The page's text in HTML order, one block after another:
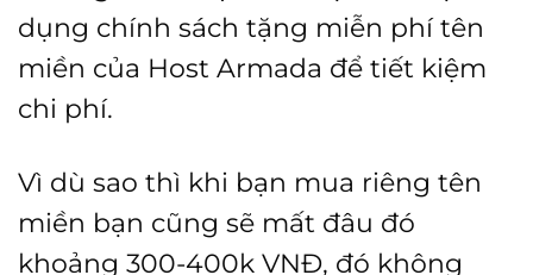
dụng chính sách tặng miễn phí tên
miền của Host Armada để tiết kiệm
chi phí.
Vì dù sao thì khi bạn mua riêng tên
miền bạn cũng sẽ mất đâu đó
khoảng 300-400k VNĐ, đó không